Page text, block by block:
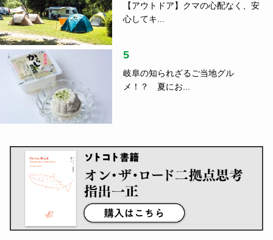
【アウトドア】クマの心配なく、安
心してキ...
5
岐阜の知られざるご当地グル
メ！？ 夏にお...